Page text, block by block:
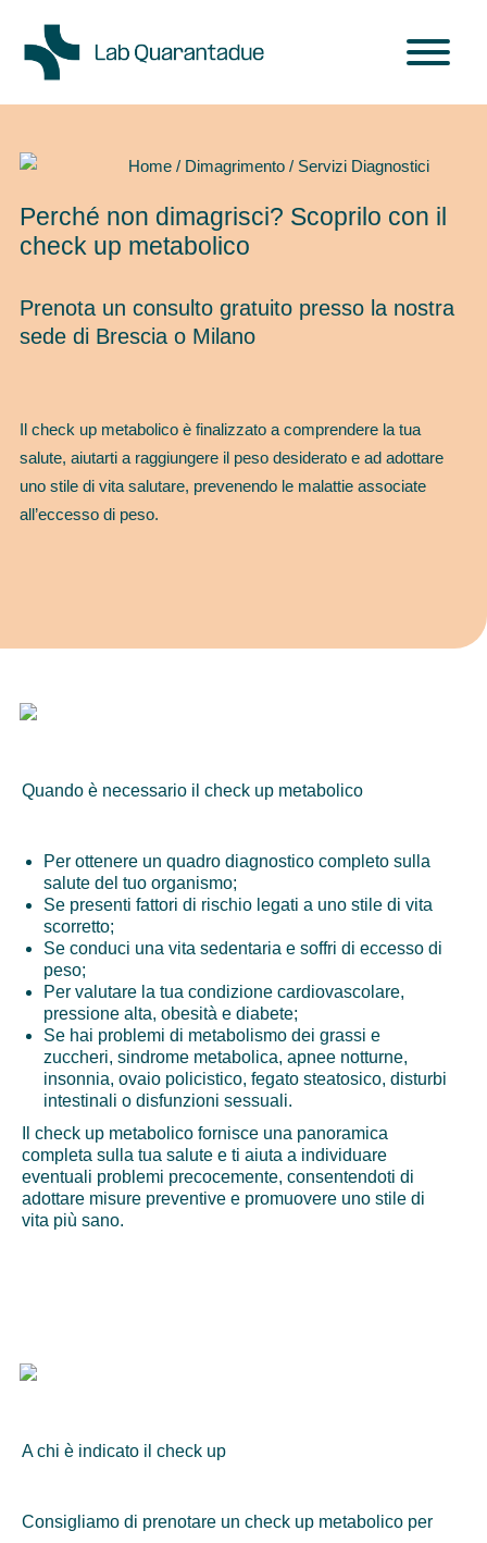
Skip to main content
Home / Dimagrimento / Servizi Diagnostici
Perché non dimagrisci? Scoprilo con il
check up metabolico
Prenota un consulto gratuito presso la nostra
sede di Brescia o Milano
Il check up metabolico è finalizzato a comprendere la tua
salute, aiutarti a raggiungere il peso desiderato e ad adottare
uno stile di vita salutare, prevenendo le malattie associate
all’eccesso di peso.
Quando è necessario il check up metabolico
Per ottenere un quadro diagnostico completo sulla
salute del tuo organismo;
Se presenti fattori di rischio legati a uno stile di vita
scorretto;
Se conduci una vita sedentaria e soffri di eccesso di
peso;
Per valutare la tua condizione cardiovascolare,
pressione alta, obesità e diabete;
Se hai problemi di metabolismo dei grassi e
zuccheri, sindrome metabolica, apnee notturne,
insonnia, ovaio policistico, fegato steatosico, disturbi
intestinali o disfunzioni sessuali.
Il check up metabolico fornisce una panoramica
completa sulla tua salute e ti aiuta a individuare
eventuali problemi precocemente, consentendoti di
adottare misure preventive e promuovere uno stile di
vita più sano.
A chi è indicato il check up
Consigliamo di prenotare un check up metabolico per